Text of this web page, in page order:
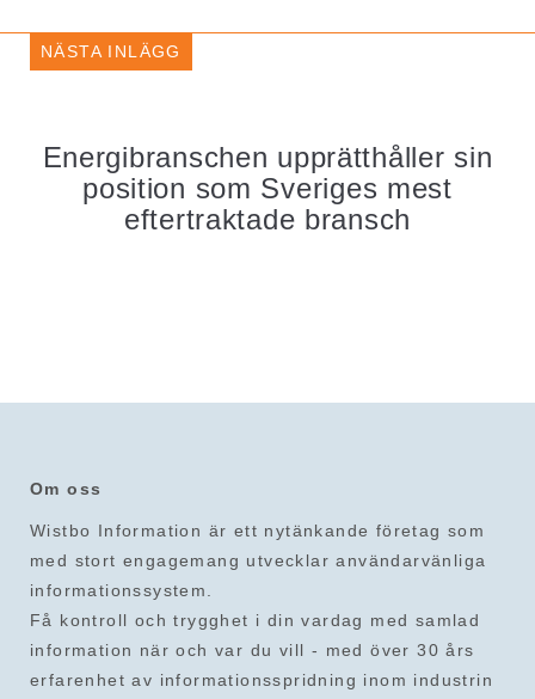
NÄSTA INLÄGG
Energibranschen upprätthåller sin
position som Sveriges mest
eftertraktade bransch
Om oss
Wistbo Information är ett nytänkande företag som
med stort engagemang utvecklar användarvänliga
informationssystem.
Få kontroll och trygghet i din vardag med samlad
information när och var du vill - med över 30 års
erfarenhet av informationsspridning inom industrin